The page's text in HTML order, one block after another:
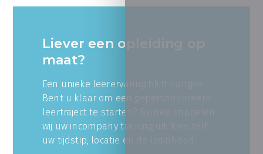
Liever een opleiding op
maat?
Een unieke leerervaring blijft hangen.
Bent u klaar om een gepersonaliseerd
leertraject te starten? Samen stippelen
wij uw incompany training uit. Kies zelf
uw tijdstip, locatie en de lesinhoud.